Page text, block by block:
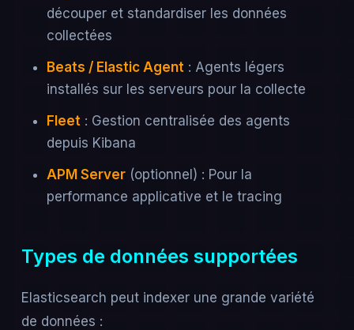
découper et standardiser les données
collectées
Beats / Elastic Agent: Agents légers
installés sur les serveurs pour la collecte
Fleet: Gestion centralisée des agents
depuis Kibana
APM Server(optionnel) : Pour la
performance applicative et le tracing
Types de données supportées
Elasticsearch peut indexer une grande variété
de données :